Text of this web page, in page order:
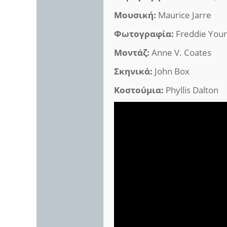
Μουσική: Maurice Jarre
Φωτογραφία: Freddie
Μοντάζ: Anne V. Coates
Σκηνικά: John Box
Κοστούμια: Phyllis Dalton